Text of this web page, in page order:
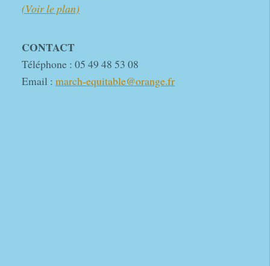
(Voir le plan)
CONTACT
Téléphone : 05 49 48 53 08
Email : march-equitable@orange.fr